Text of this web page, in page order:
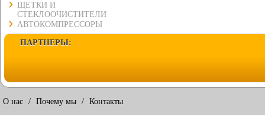
ЩЕТКИ И
СТЕКЛООЧИСТИТЕЛИ
АВТОКОМПРЕССОРЫ
ПАРТНЕРЫ:
О нас / Почему мы / Контакты